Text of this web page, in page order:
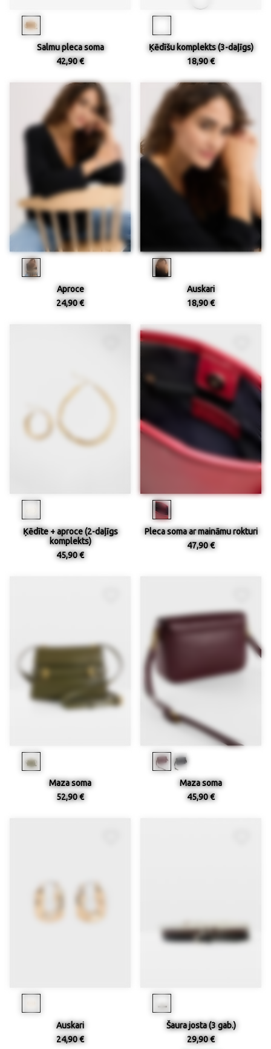
Salmu pleca soma
42,90 €
Ķēdīšu komplekts (3-daļīgs)
18,90 €
Aproce
24,90 €
Auskari
18,90 €
Ķēdīte + aproce (2-daļīgs
komplekts)
45,90 €
Pleca soma ar maināmu rokturi
47,90 €
Maza soma
52,90 €
Maza soma
45,90 €
Auskari
24,90 €
Šaura josta (3 gab.)
29,90 €